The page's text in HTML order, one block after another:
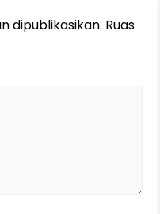
dipublikasikan. Ruas